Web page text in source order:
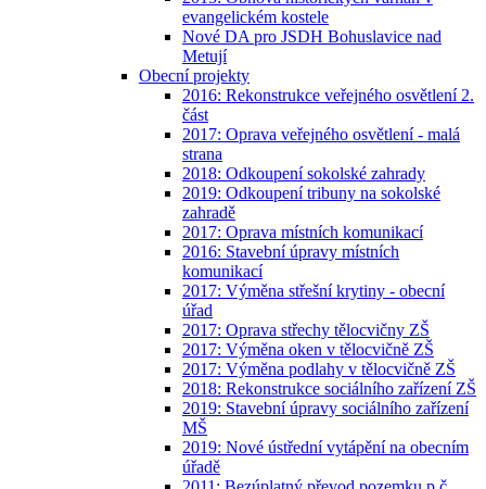
evangelickém kostele
Nové DA pro JSDH Bohuslavice nad
Metují
Obecní projekty
2016: Rekonstrukce veřejného osvětlení 2.
část
2017: Oprava veřejného osvětlení - malá
strana
2018: Odkoupení sokolské zahrady
2019: Odkoupení tribuny na sokolské
zahradě
2017: Oprava místních komunikací
2016: Stavební úpravy místních
komunikací
2017: Výměna střešní krytiny - obecní
úřad
2017: Oprava střechy tělocvičny ZŠ
2017: Výměna oken v tělocvičně ZŠ
2017: Výměna podlahy v tělocvičně ZŠ
2018: Rekonstrukce sociálního zařízení ZŠ
2019: Stavební úpravy sociálního zařízení
MŠ
2019: Nové ústřední vytápění na obecním
úřadě